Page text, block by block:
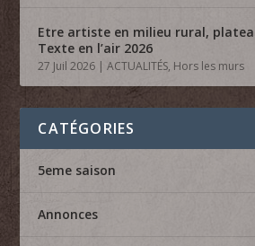
Etre artiste en milieu rural,
Texte en l’air 2026
27 Juil 2026 |ACTUALITÉS, Hors les murs
CATÉGORIES
5eme saison
Annonces